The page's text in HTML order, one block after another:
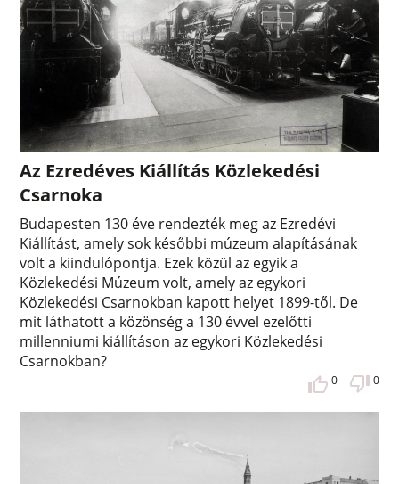
Az Ezredéves Kiállítás Közlekedési
Csarnoka
Budapesten 130 éve rendezték meg az Ezredévi
Kiállítást, amely sok későbbi múzeum alapításának
volt a kiindulópontja. Ezek közül az egyik a
Közlekedési Múzeum volt, amely az egykori
Közlekedési Csarnokban kapott helyet 1899-től. De
mit láthatott a közönség a 130 évvel ezelőtti
millenniumi kiállításon az egykori Közlekedési
Csarnokban?
0 0